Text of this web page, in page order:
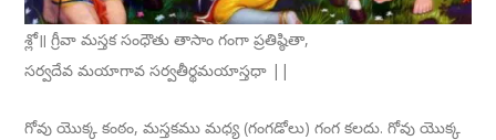
శ్లో॥ గ్రీవా మస్తక సంధౌతు తాసాం గంగా ప్రతిష్ఠితా,
సర్వదేవ మయాగావ సర్వతీర్థమయాస్తధా ||
గోవు యొక్క కంఠం, మస్తకము మధ్య (గంగడోలు) గంగ కలదు. గోవు యొక్క